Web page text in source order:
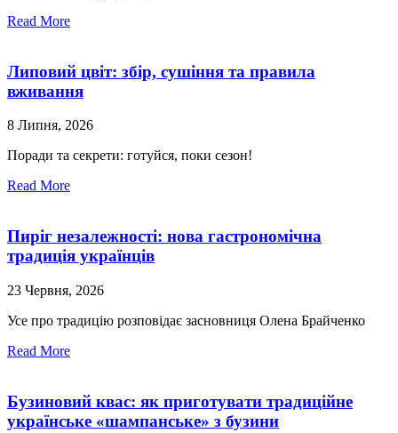
Read More
Липовий цвіт: збір, сушіння та правила
вживання
8 Липня, 2026
Поради та секрети: готуйся, поки сезон!
Read More
Пиріг незалежності: нова гастрономічна
традиція українців
23 Червня, 2026
Усе про традицію розповідає засновниця Олена Брайченко
Read More
Бузиновий квас: як приготувати традиційне
українське «шампанське» з бузини